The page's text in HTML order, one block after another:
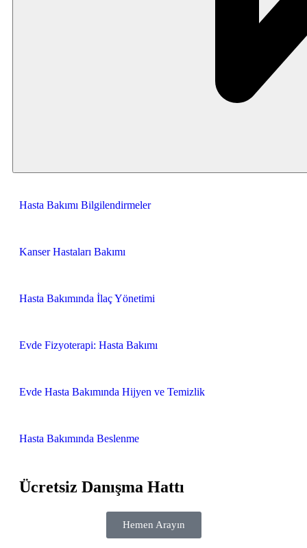
Hasta Bakımı Bilgilendirmeler
Kanser Hastaları Bakımı
Hasta Bakımında İlaç Yönetimi
Evde Fizyoterapi: Hasta Bakımı
Evde Hasta Bakımında Hijyen ve Temizlik
Hasta Bakımında Beslenme
Ücretsiz Danışma Hattı
Hemen Arayın